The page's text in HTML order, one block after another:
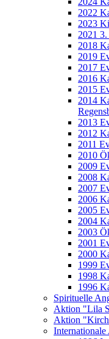
2022
2023
2021
2018
2019
2017
2016
2015
2014
2013
2012
2011
2010
2009
2008
2007
2006
2005
2004
2003
2001
2000
1999
1998
1996
Spirituelle
Aktion "Lila
Aktion